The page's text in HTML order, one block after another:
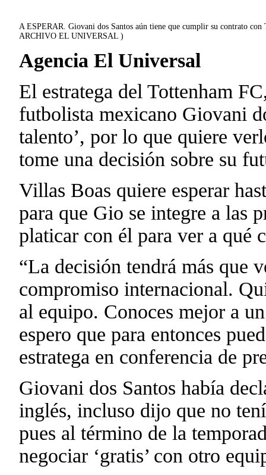
A ESPERAR. Giovani dos Santos aún tiene que cumplir su contrato
ARCHIVO EL UNIVERSAL )
Agencia El Universal
El estratega del Tottenham
futbolista mexicano Giovani
talento’, por lo que quiere
tome una decisión sobre su
Villas Boas quiere esperar
para que Gio se integre a las
platicar con él para ver a qué
“La decisión tendrá más que
compromiso internacional.
al equipo. Conoces mejor a
espero que para entonces
estratega en conferencia de
Giovani dos Santos había
inglés, incluso dijo que no
pues al término de la
negociar ‘gratis’ con otro